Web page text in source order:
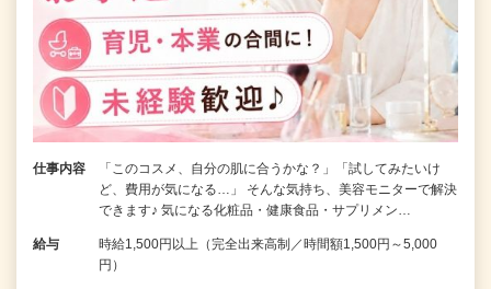
仕事内容
「このコスメ、自分の肌に合うかな？」「試してみたいけ
ど、費用が気になる…」 そんな気持ち、美容モニターで解決
できます♪ 気になる化粧品・健康食品・サプリメン…
給与
時給1,500円以上（完全出来高制／時間額1,500円～5,000
円）